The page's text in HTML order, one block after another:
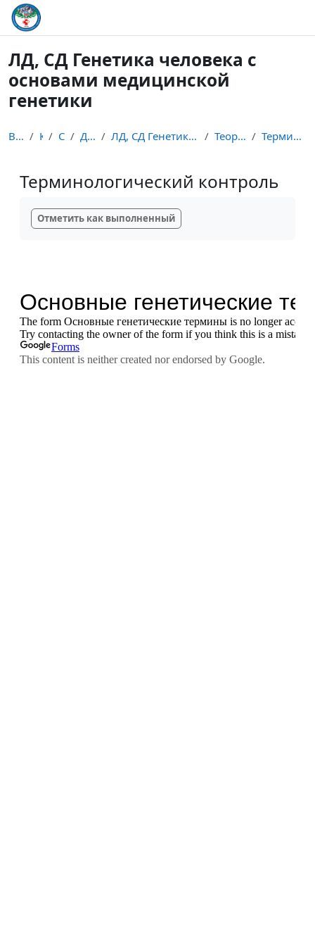
Перейти к основному содержанию
ЛД, СД Генетика человека с
основами медицинской
генетики
В начало Курсы Студент Дисциплины ЛД, СД Генетика человека с основами медицинской ге... Теоретические занятия Терминологический контроль
Терминологический контроль
Отметить как выполненный